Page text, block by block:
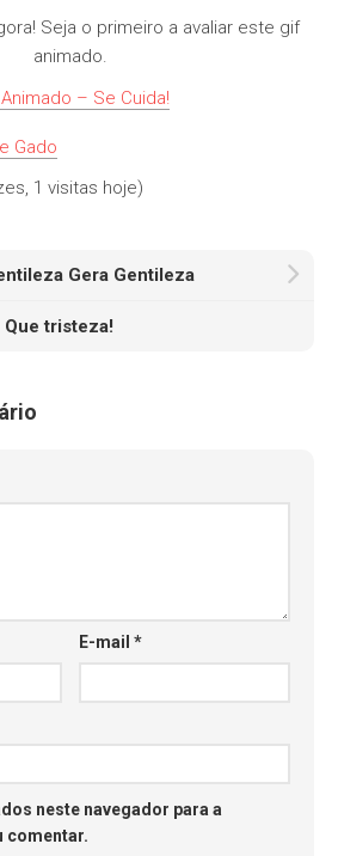
Seja o primeiro a avaliar este gif
animado.
Animado – Se Cuida!
Gado
1 visitas hoje)
Gera Gentileza
Que tristeza!
E-mail*
neste navegador para a
comentar.